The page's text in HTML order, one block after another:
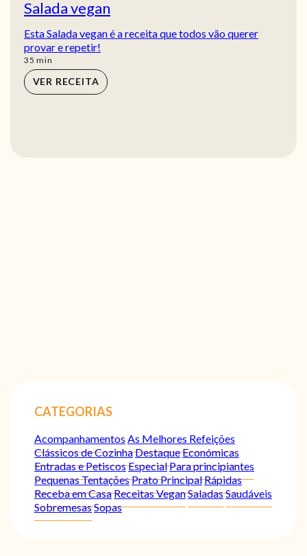
Salada vegan
Esta Salada vegan é a receita que todos vão querer
provar e repetir!
35 min
min
VER RECEITA
CATEGORIAS
Acompanhamentos As Melhores Refeições
Clássicos de CozinhaDestaqueEconómicas
Entradas e PetiscosEspecialPara principiantes
Pequenas TentaçõesPrato PrincipalRápidas
Receba em CasaReceitas VeganSaladasSaudáveis
SobremesasSopas